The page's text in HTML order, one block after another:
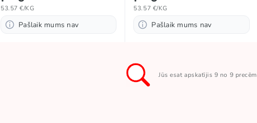
53.57 €/KG
Pašlaik mums nav
53.57 €/KG
Pašlaik mums nav
Jūs esat apskatījis 9 no 9 precēm